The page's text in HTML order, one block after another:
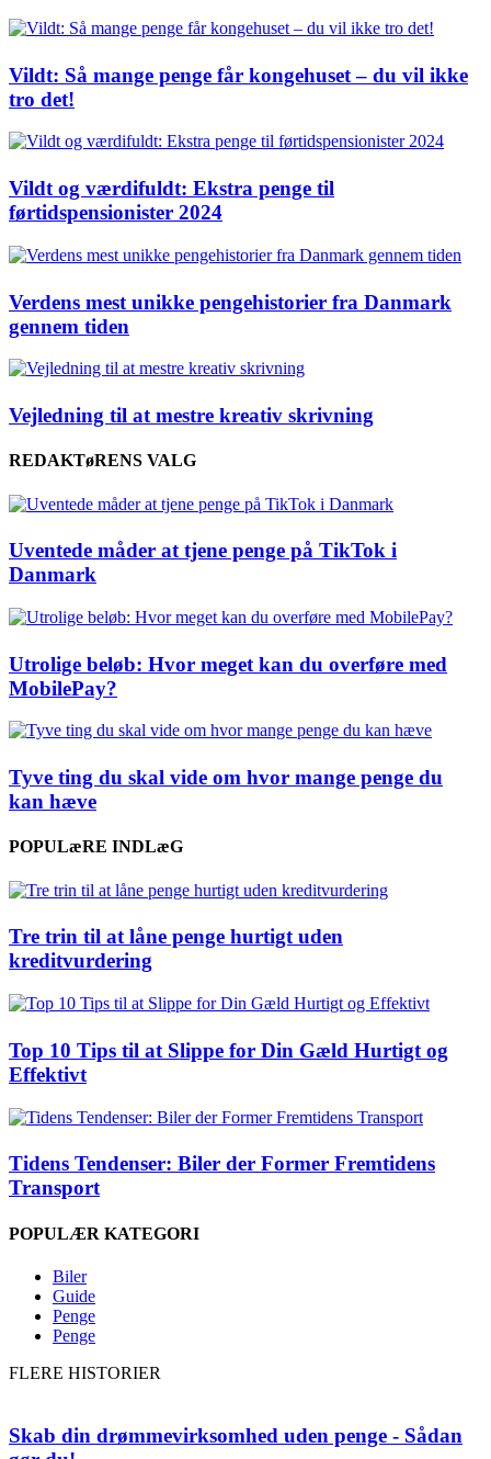
Vildt: Så mange penge får kongehuset – du vil ikke
tro det!
Vildt og værdifuldt: Ekstra penge til
førtidspensionister 2024
Verdens mest unikke pengehistorier fra Danmark
gennem tiden
Vejledning til at mestre kreativ skrivning
REDAKTøRENS VALG
Uventede måder at tjene penge på TikTok i
Danmark
Utrolige beløb: Hvor meget kan du overføre med
MobilePay?
Tyve ting du skal vide om hvor mange penge du
kan hæve
POPULæRE INDLæG
Tre trin til at låne penge hurtigt uden
kreditvurdering
Top 10 Tips til at Slippe for Din Gæld Hurtigt og
Effektivt
Tidens Tendenser: Biler der Former Fremtidens
Transport
POPULÆR KATEGORI
Biler
Guide
Penge
Penge
FLERE HISTORIER
Skab din drømmevirksomhed uden penge - Sådan